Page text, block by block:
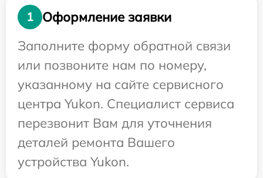
1
Оформление заявки
Заполните форму обратной связи
или позвоните нам по номеру,
указанному на сайте сервисного
центра Yukon. Специалист сервиса
перезвонит Вам для уточнения
деталей ремонта Вашего
устройства Yukon.